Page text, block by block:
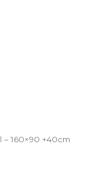
– 160×90 +40cm